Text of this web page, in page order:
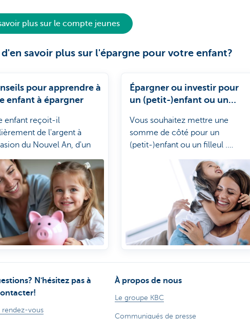
plus sur le compte jeunes
d'en savoir plus sur l'épargne pour votre enfant?
pour apprendre à
enfant à épargner
enfant reçoit-il
de l'argent à
du Nouvel An, d'un
ou d'une autre fête?
7 conseils pour apprendre
enfant à épargner.
Épargner ou investir pour
un (petit-)enfant ou un
Vous souhaitez mettre une
somme de côté pour un
(petit-)enfant ou un filleul .
Quelle est la meilleure façon de
procéder: épargner ou investir?
N'hésitez pas à
rendez-vous
À propos de nous
Le groupe KBC
Communiqués de presse